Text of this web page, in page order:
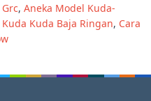
, Aneka Model Kuda-
Kuda Baja Ringan, Cara